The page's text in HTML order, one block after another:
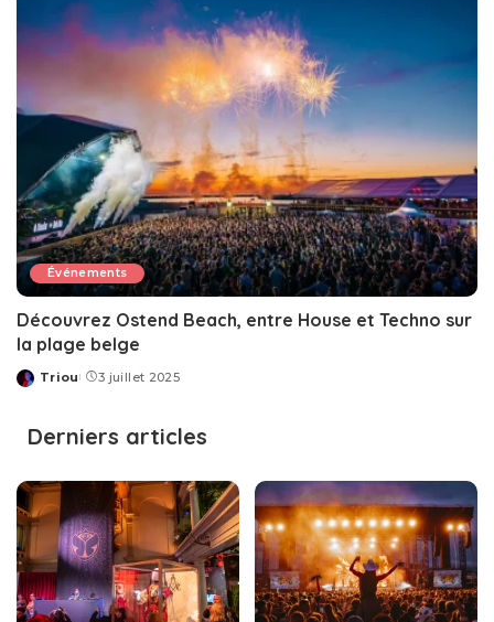
Événements
Découvrez Ostend Beach, entre House et Techno sur
la plage belge
Posted
Triou 3 juillet 2025
Derniers articles